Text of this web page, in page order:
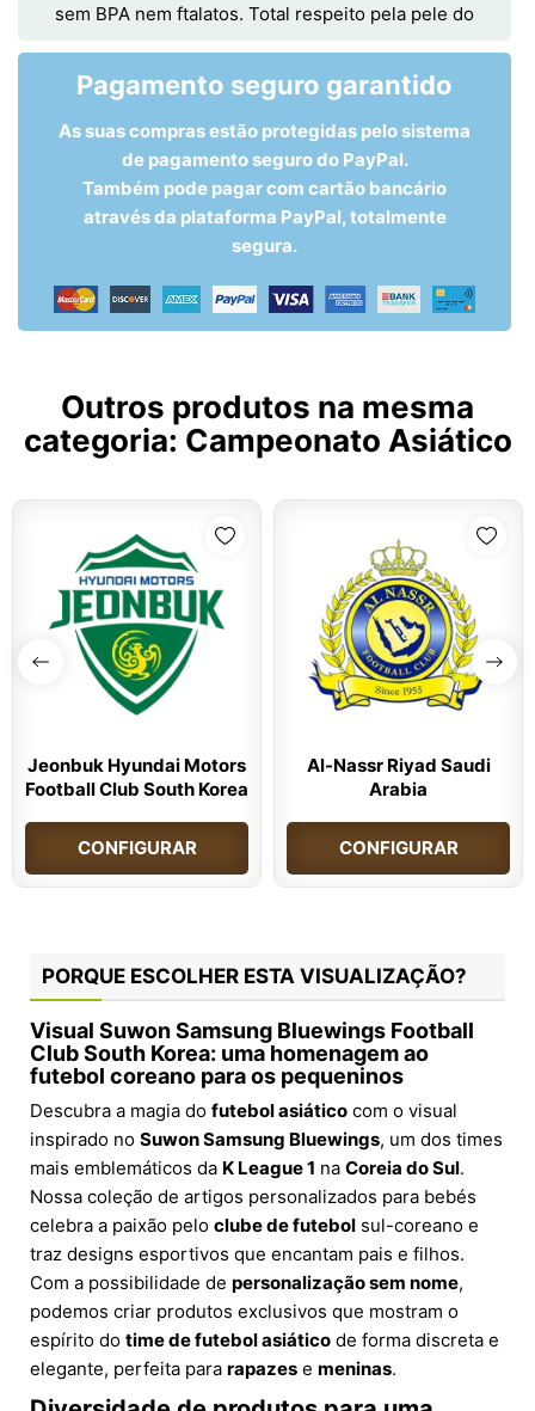
sem BPA nem ftalatos. Total respeito pela pele do
Pagamento seguro garantido
As suas compras estão protegidas pelo sistema
de pagamento seguro do PayPal.
Também pode pagar com cartão bancário
através da plataforma PayPal, totalmente
segura.
Outros produtos na mesma
categoria: Campeonato Asiático
Jeonbuk Hyundai Motors
Football Club South Korea
CONFIGURAR
Al-Nassr Riyad Saudi
Arabia
CONFIGURAR
PORQUE ESCOLHER ESTA VISUALIZAÇÃO?
Visual Suwon Samsung Bluewings Football
Club South Korea: uma homenagem ao
futebol coreano para os pequeninos
Descubra a magia do futebol asiático com o visual
inspirado no Suwon Samsung Bluewings, um dos times
mais emblemáticos da K League 1 na Coreia do Sul.
Nossa coleção de artigos personalizados para bebés
celebra a paixão pelo clube de futebol sul-coreano e
traz designs esportivos que encantam pais e filhos.
Com a possibilidade de personalização sem nome,
podemos criar produtos exclusivos que mostram o
espírito do time de futebol asiático de forma discreta e
elegante, perfeita para rapazes e meninas.